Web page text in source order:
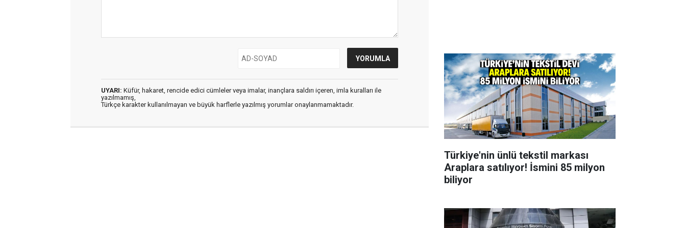
UYARI: Küfür, hakaret, rencide edici cümleler veya imalar, inançlara saldırı içeren, imla kuralları ile
yazılmamış,
Türkçe karakter kullanılmayan ve büyük harflerle yazılmış yorumlar onaylanmamaktadır.
Türkiye'nin ünlü tekstil markası
Araplara satılıyor! İsmini 85 milyon
biliyor